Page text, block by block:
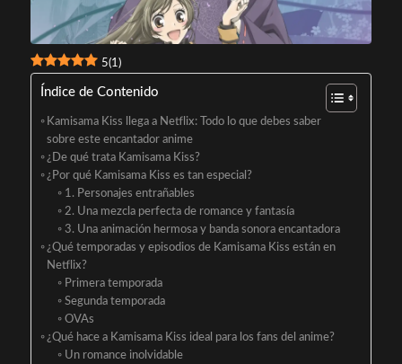
5(1)
Índice de Contenido
Kamisama Kiss llega a Netflix: Todo lo que debes saber
sobre este encantador anime
¿De qué trata Kamisama Kiss?
¿Por qué Kamisama Kiss es tan especial?
1. Personajes entrañables
2. Una mezcla perfecta de romance y fantasía
3. Una animación hermosa y banda sonora encantadora
¿Qué temporadas y episodios de Kamisama Kiss están en
Netflix?
Primera temporada
Segunda temporada
OVAs
¿Qué hace a Kamisama Kiss ideal para los fans del anime?
Un romance inolvidable